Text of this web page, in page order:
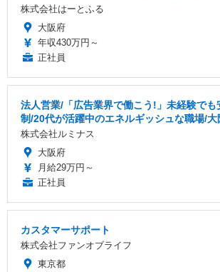
株式会社はーとふる
大阪府
年収430万円～
正社員
法人営業/「広告業界で働こう!」未経験でも
制/20代が活躍中のエネルギッシュな職場/
株式会社ルミナス
大阪府
月給29万円～
正社員
カスタマーサポート
株式会社ファンオブライフ
東京都